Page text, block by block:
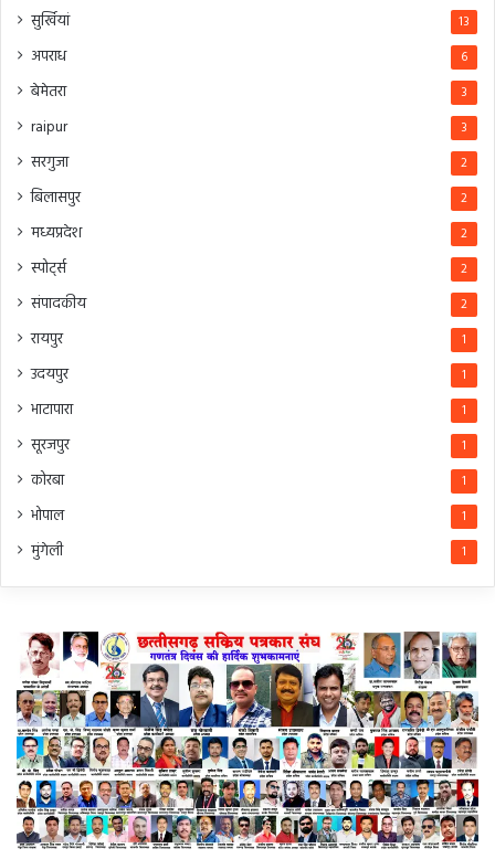
सुर्खियां 13
अपराध 6
बेमेतरा 3
raipur 3
सरगुजा 2
बिलासपुर 2
मध्यप्रदेश 2
स्पोर्ट्स 2
संपादकीय 2
रायपुर 1
उदयपुर 1
भाटापारा 1
सूरजपुर 1
कोरबा 1
भोपाल 1
मुंगेली 1